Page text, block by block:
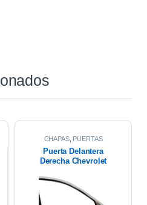
CHAPAS, PUERTAS
Puerta Delantera
Derecha Chevrolet